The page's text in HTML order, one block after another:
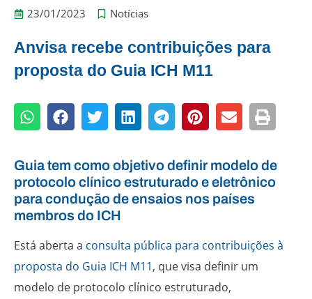
23/01/2023 Notícias
Anvisa recebe contribuições para
proposta do Guia ICH M11
Guia tem como objetivo definir modelo de
protocolo clínico estruturado e eletrônico
para condução de ensaios nos países
membros do ICH
Está aberta a consulta pública para contribuições à
proposta do Guia ICH M11, que visa definir um
modelo de protocolo clínico estruturado,